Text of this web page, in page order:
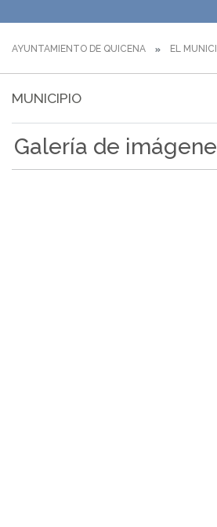
AYUNTAMIENTO DE QUICENA EL
MUNICIPIO
Galería de